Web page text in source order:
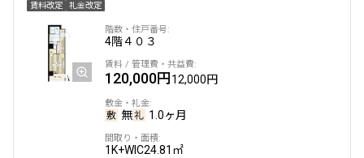
賃料改定 礼金改定
4階４０３
120,000円12,000円
無 1.0ヶ月
1K+WIC24.81㎡